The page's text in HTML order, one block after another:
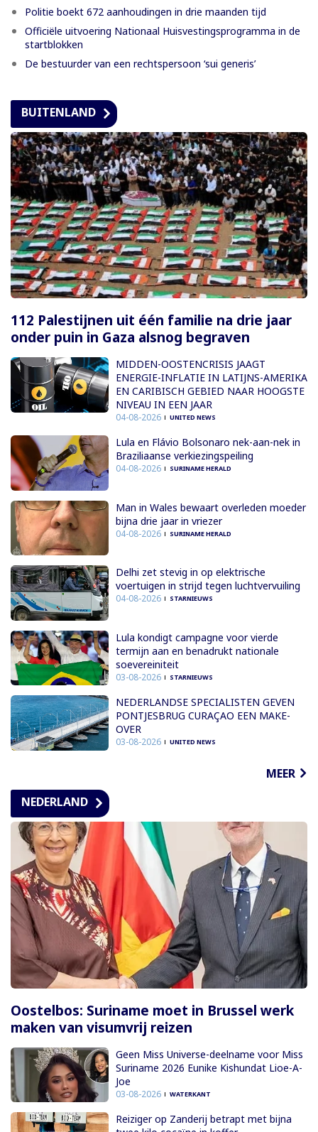
Politie boekt 672 aanhoudingen in drie maanden tijd
Officiële uitvoering Nationaal Huisvestingsprogramma in de
startblokken
De bestuurder van een rechtspersoon ‘sui generis’
BUITENLAND
112 Palestijnen uit één familie na drie jaar
onder puin in Gaza alsnog begraven
MIDDEN-OOSTENCRISIS JAAGT
ENERGIE-INFLATIE IN LATIJNS-AMERIKA
EN CARIBISCH GEBIED NAAR HOOGSTE
NIVEAU IN EEN JAAR
04-08-2026 UNITED NEWS
Lula en Flávio Bolsonaro nek-aan-nek in
Braziliaanse verkiezingspeiling
04-08-2026 SURINAME HERALD
Man in Wales bewaart overleden moeder
bijna drie jaar in vriezer
04-08-2026 SURINAME HERALD
Delhi zet stevig in op elektrische
voertuigen in strijd tegen luchtvervuiling
04-08-2026 STARNIEUWS
Lula kondigt campagne voor vierde
termijn aan en benadrukt nationale
soevereiniteit
03-08-2026 STARNIEUWS
NEDERLANDSE SPECIALISTEN GEVEN
PONTJESBRUG CURAÇAO EEN MAKE-
OVER
03-08-2026 UNITED NEWS
MEER
NEDERLAND
Oostelbos: Suriname moet in Brussel werk
maken van visumvrij reizen
Geen Miss Universe-deelname voor Miss
Suriname 2026 Eunike Kishundat Lioe-A-
Joe
03-08-2026 WATERKANT
Reiziger op Zanderij betrapt met bijna